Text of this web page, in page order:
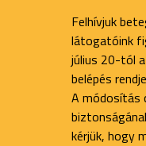
Felhívjuk
látogatóink
július 20-tól
belépés
A módosítás
kérjük, hogy